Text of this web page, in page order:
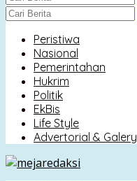
Peristiwa
Nasional
Pemerintahan
Hukrim
Politik
EkBis
Life Style
Advertorial & Galery